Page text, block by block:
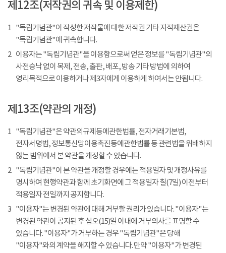
제12조(저작권의 귀속 및 이용제한)
1 "독립기념관"이 작성한 저작물에 대한 저작권 기타 지적재산권은
"독립기념관"에 귀속합니다.
2 이용자는 "독립기념관"을 이용함으로써 얻은 정보를 "독립기념관"의
사전승낙 없이 복제, 전송, 출판, 배포, 방송 기타 방법에 의하여
영리목적으로 이용하거나 제3자에게 이용하게 하여서는 안됩니다.
제13조(약관의 개정)
1 "독립기념관"은 약관의규제등에관한법률, 전자거래기본법,
전자서명법, 정보통신망이용촉진등에관한법률 등 관련법을 위배하지
않는 범위에서 본 약관을 개정할 수 있습니다.
2 "독립기념관"이 본 약관을 개정할 경우에는 적용일자 및 개정사유를
명시하여 현행약관과 함께 초기화면에 그 적용일자 칠(7일) 이전부터
적용일자 전일까지 공지합니다.
3 "이용자"는 변경된 약관에 대해 거부할 권리가 있습니다. "이용자"는
변경된 약관이 공지된 후 십오(15)일 이내에 거부의사를 표명할 수
있습니다. "이용자"가 거부하는 경우 "독립기념관"은 당해
"이용자"와의 계약을 해지할 수 있습니다. 만약 "이용자"가 변경된